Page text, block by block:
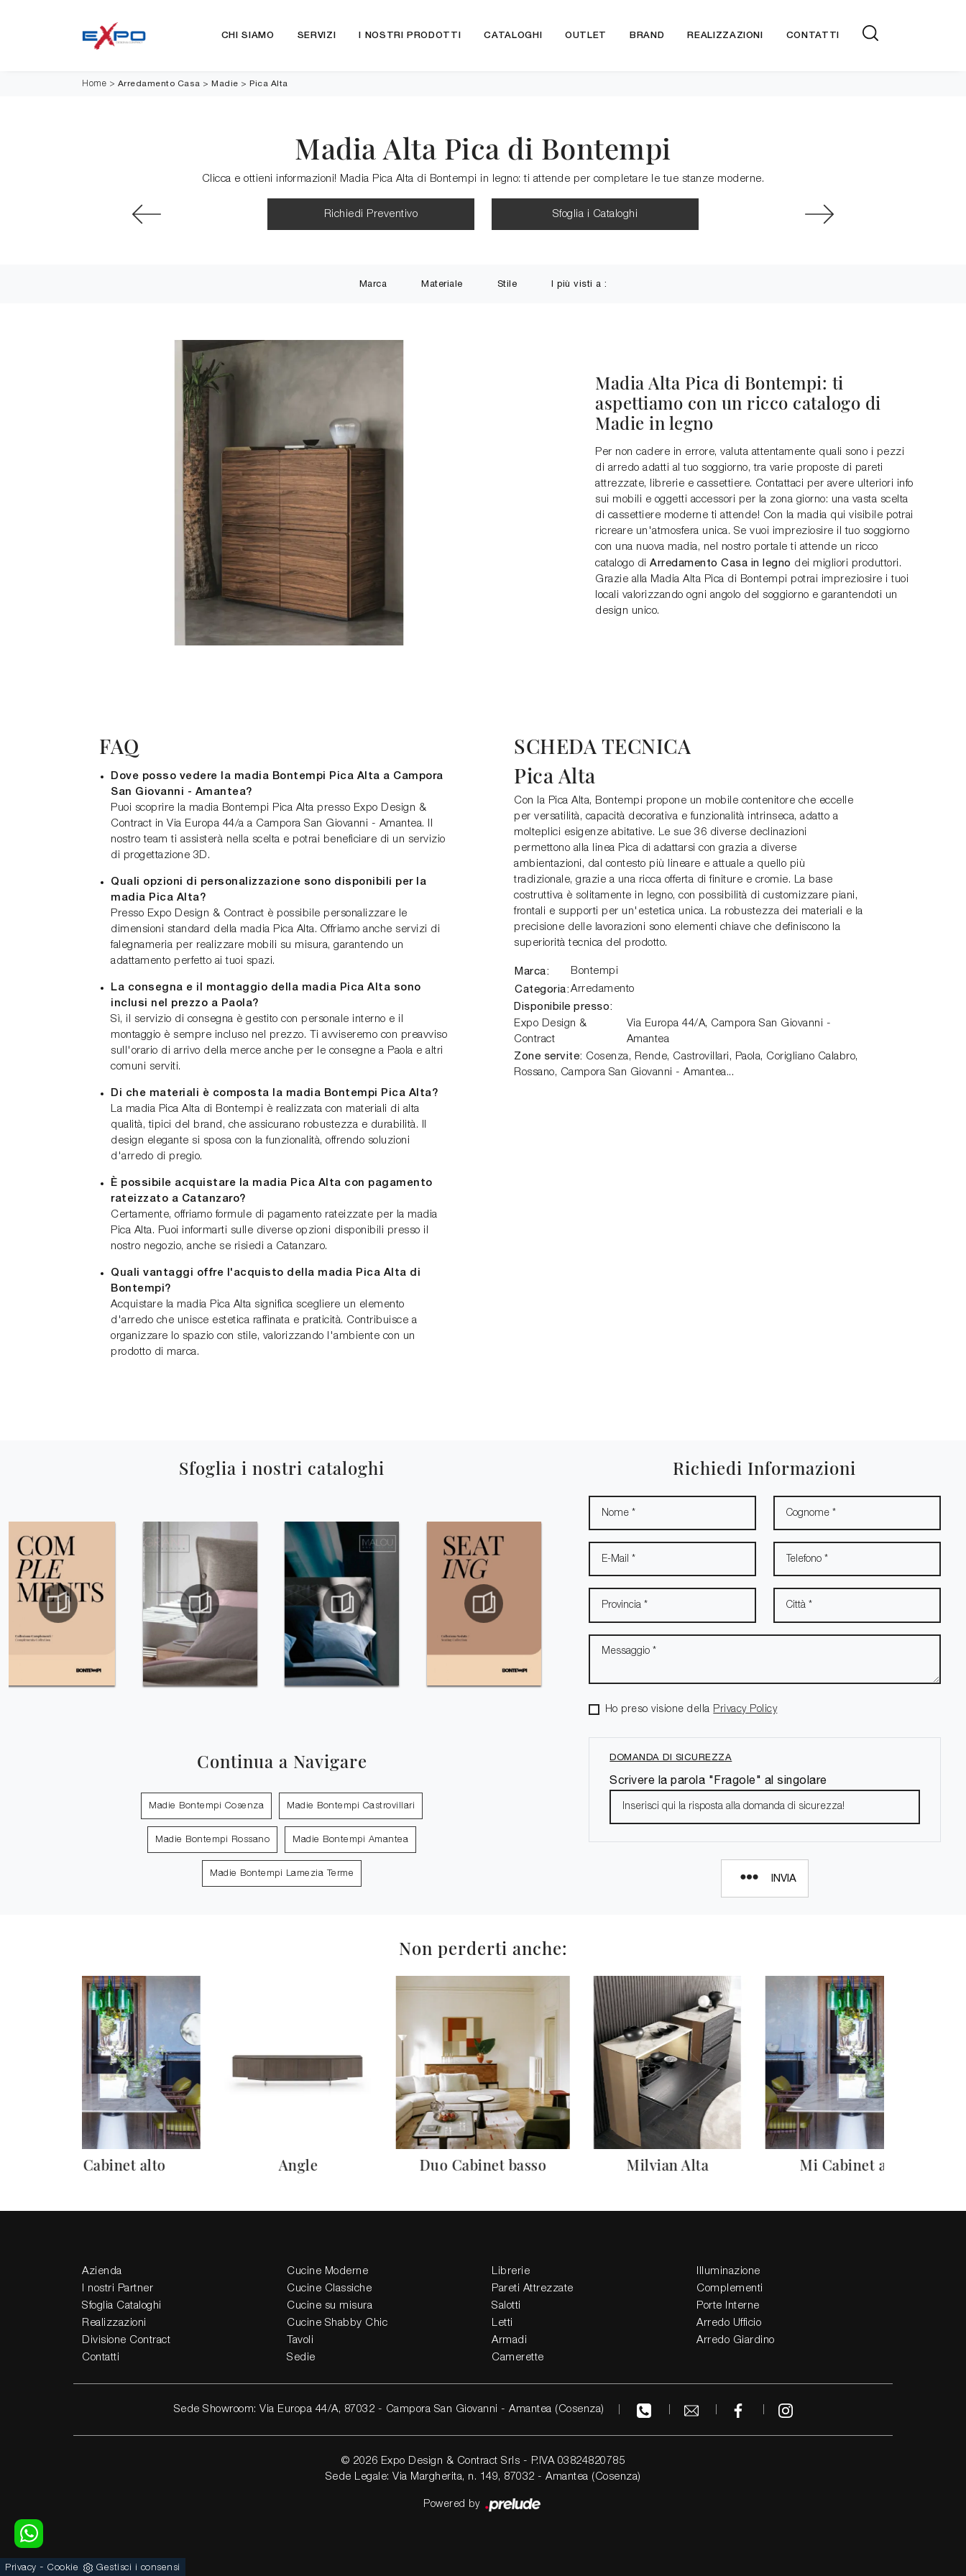
CHI SIAMO SERVIZI I NOSTRI PRODOTTI CATALOGHI OUTLET BRAND REALIZZAZIONI CONTATTI
Home > Arredamento Casa > Madie > Pica Alta
Madia Alta Pica di Bontempi
Clicca e ottieni informazioni! Madia Pica Alta di Bontempi in legno: ti attende per completare le tue stanze moderne.
Richiedi Preventivo Sfoglia i Cataloghi
Marca Materiale Stile I più visti a :
Madia Alta Pica di Bontempi: ti
aspettiamo con un ricco catalogo di
Madie in legno
Per non cadere in errore, valuta attentamente quali sono i pezzi
di arredo adatti al tuo soggiorno, tra varie proposte di pareti
attrezzate, librerie e cassettiere. Contattaci per avere ulteriori info
sui mobili e oggetti accessori per la zona giorno: una vasta scelta
di cassettiere moderne ti attende! Con la madia qui visibile potrai
ricreare un'atmosfera unica. Se vuoi impreziosire il tuo soggiorno
con una nuova madia, nel nostro portale ti attende un ricco
catalogo di Arredamento Casa in legno dei migliori produttori.
Grazie alla Madia Alta Pica di Bontempi potrai impreziosire i tuoi
locali valorizzando ogni angolo del soggiorno e garantendoti un
design unico.
FAQ
Dove posso vedere la madia Bontempi Pica Alta a Campora
San Giovanni - Amantea?
Puoi scoprire la madia Bontempi Pica Alta presso Expo Design &
Contract in Via Europa 44/a a Campora San Giovanni - Amantea. Il
nostro team ti assisterà nella scelta e potrai beneficiare di un servizio
di progettazione 3D.
Quali opzioni di personalizzazione sono disponibili per la
madia Pica Alta?
Presso Expo Design & Contract è possibile personalizzare le
dimensioni standard della madia Pica Alta. Offriamo anche servizi di
falegnameria per realizzare mobili su misura, garantendo un
adattamento perfetto ai tuoi spazi.
La consegna e il montaggio della madia Pica Alta sono
inclusi nel prezzo a Paola?
Sì, il servizio di consegna è gestito con personale interno e il
montaggio è sempre incluso nel prezzo. Ti avviseremo con preavviso
sull'orario di arrivo della merce anche per le consegne a Paola e altri
comuni serviti.
Di che materiali è composta la madia Bontempi Pica Alta?
La madia Pica Alta di Bontempi è realizzata con materiali di alta
qualità, tipici del brand, che assicurano robustezza e durabilità. Il
design elegante si sposa con la funzionalità, offrendo soluzioni
d'arredo di pregio.
È possibile acquistare la madia Pica Alta con pagamento
rateizzato a Catanzaro?
Certamente, offriamo formule di pagamento rateizzate per la madia
Pica Alta. Puoi informarti sulle diverse opzioni disponibili presso il
nostro negozio, anche se risiedi a Catanzaro.
Quali vantaggi offre l'acquisto della madia Pica Alta di
Bontempi?
Acquistare la madia Pica Alta significa scegliere un elemento
d'arredo che unisce estetica raffinata e praticità. Contribuisce a
organizzare lo spazio con stile, valorizzando l'ambiente con un
prodotto di marca.
SCHEDA TECNICA
Pica Alta
Con la Pica Alta, Bontempi propone un mobile contenitore che eccelle
per versatilità, capacità decorativa e funzionalità intrinseca, adatto a
molteplici esigenze abitative. Le sue 36 diverse declinazioni
permettono alla linea Pica di adattarsi con grazia a diverse
ambientazioni, dal contesto più lineare e attuale a quello più
tradizionale, grazie a una ricca offerta di finiture e cromie. La base
costruttiva è solitamente in legno, con possibilità di customizzare piani,
frontali e supporti per un'estetica unica. La robustezza dei materiali e la
precisione delle lavorazioni sono elementi chiave che definiscono la
superiorità tecnica del prodotto.
Marca: Bontempi
Categoria: Arredamento
Disponibile presso:
Expo Design &
Contract
Via Europa 44/A, Campora San Giovanni -
Amantea
Zone servite: Cosenza, Rende, Castrovillari, Paola, Corigliano Calabro,
Rossano, Campora San Giovanni - Amantea...
Sfoglia i nostri cataloghi
Continua a Navigare
Madie Bontempi Cosenza Madie Bontempi Castrovillari
Madie Bontempi Rossano Madie Bontempi Amantea
Madie Bontempi Lamezia Terme
Richiedi Informazioni
Ho preso visione della Privacy Policy
DOMANDA DI SICUREZZA
Scrivere la parola "Fragole" al singolare
INVIA
Non perderti anche:
Mi Cabinet alto Angle Duo Cabinet basso Milvian Alta Mi Cabinet alto
Azienda
I nostri Partner
Sfoglia Cataloghi
Realizzazioni
Divisione Contract
Contatti
Cucine Moderne
Cucine Classiche
Cucine su misura
Cucine Shabby Chic
Tavoli
Sedie
Librerie
Pareti Attrezzate
Salotti
Letti
Armadi
Camerette
Illuminazione
Complementi
Porte Interne
Arredo Ufficio
Arredo Giardino
Sede Showroom: Via Europa 44/A, 87032 - Campora San Giovanni - Amantea (Cosenza)
© 2026 Expo Design & Contract Srls - P.IVA 03824820785
Sede Legale: Via Margherita, n. 149, 87032 - Amantea (Cosenza)
Powered by
Privacy - Cookie Gestisci i consensi